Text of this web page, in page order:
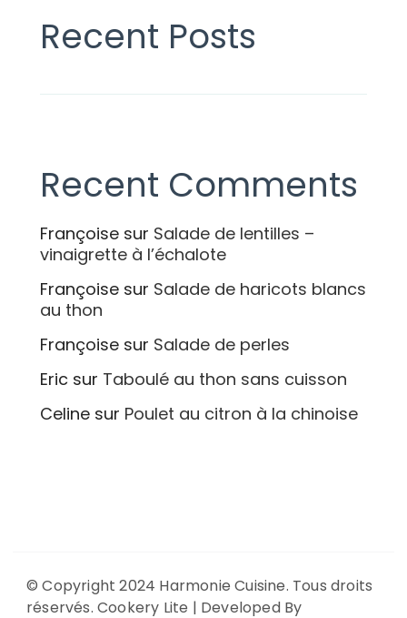
Recent Posts
Recent Comments
Françoise sur Salade de lentilles –
vinaigrette à l’échalote
Françoise sur Salade de haricots blancs
au thon
Françoise sur Salade de perles
Eric sur Taboulé au thon sans cuisson
Celine sur Poulet au citron à la chinoise
© Copyright 2024 Harmonie Cuisine. Tous droits
réservés. Cookery Lite | Developed By